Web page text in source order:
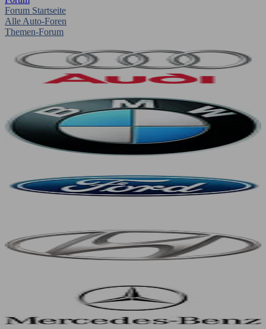
Forum Startseite
Alle Auto-Foren
Themen-Forum